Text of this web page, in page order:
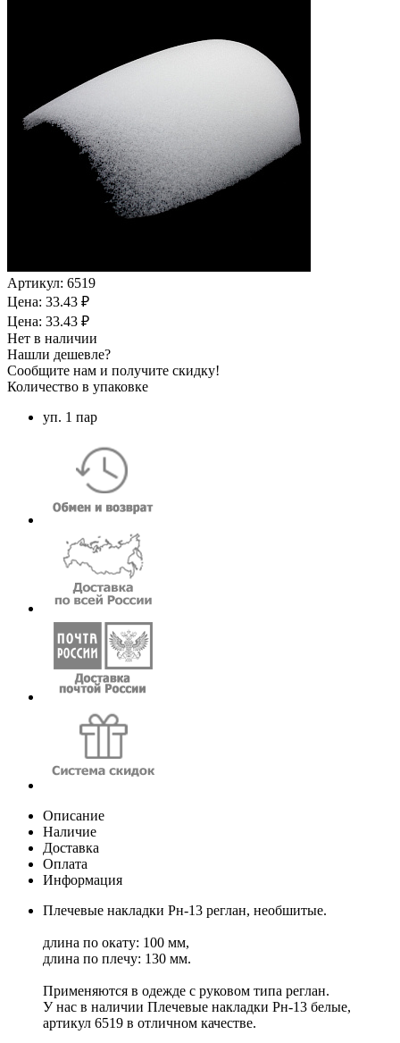
Артикул: 6519
Цена: 33.43 ₽
Цена: 33.43 ₽
Нет в наличии
Нашли дешевле?
Сообщите нам и получите скидку!
Количество в упаковке
уп. 1 пар
Описание
Наличие
Доставка
Оплата
Информация
Плечевые накладки Рн-13 реглан, необшитые.
длина по окату: 100 мм,
длина по плечу: 130 мм.
Применяются в одежде с руковом типа реглан.
У нас в наличии Плечевые накладки Рн-13 белые,
артикул 6519 в отличном качестве.